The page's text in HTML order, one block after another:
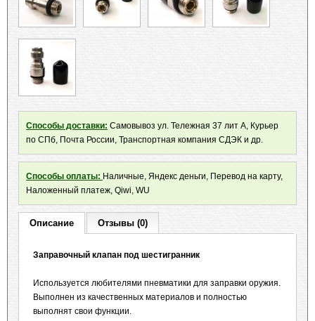
Способы доставки: Самовывоз ул. Тележная 37 лит А, Курьер
по СПб, Почта России, Транспортная компания СДЭК и др.
Способы оплаты: Наличные, Яндекс деньги, Перевод на карту,
Наложенный платеж, Qiwi, WU
Описание Отзывы (0)
Заправочный клапан под шестигранник
Используется любителями пневматики для заправки оружия.
Выполнен из качественных материалов и полностью
выполнят свои функции.